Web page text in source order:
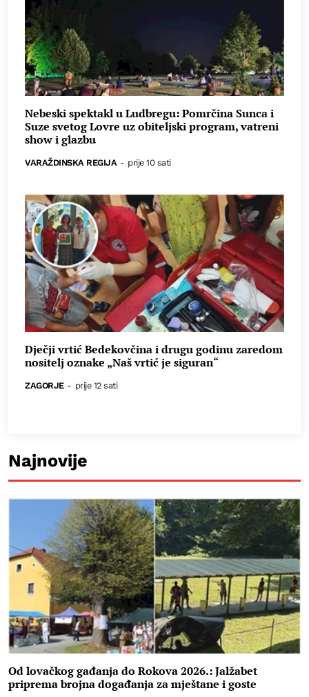
Nebeski spektakl u Ludbregu: Pomrčina Sunca i
Suze svetog Lovre uz obiteljski program, vatreni
show i glazbu
VARAŽDINSKA REGIJA - prije 10 sati
Dječji vrtić Bedekovčina i drugu godinu zaredom
nositelj oznake „Naš vrtić je siguran“
ZAGORJE - prije 12 sati
Najnovije
Od lovačkog gađanja do Rokova 2026.: Jalžabet
priprema brojna događanja za mještane i goste